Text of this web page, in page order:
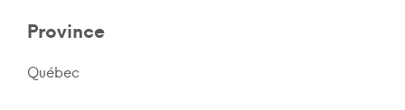
Province
Québec